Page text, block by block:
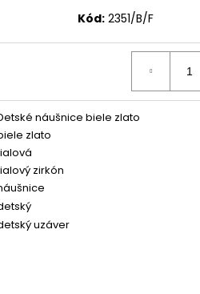
Kód: 2351/B/F
náušnice biele zlato
zlato
zirkón
uzáver